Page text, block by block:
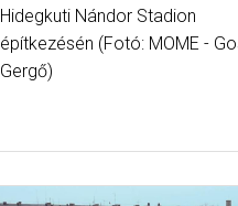
Hidegkuti Nándor Stadion
építkezésén (Fotó: MOME -
Gergő)